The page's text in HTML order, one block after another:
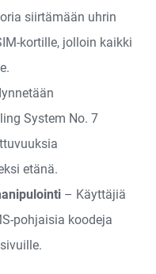
siirtämään uhrin
kortille, jolloin kaikki
System No. 7
etänä.
– Käyttäjiä
pohjaisia koodeja